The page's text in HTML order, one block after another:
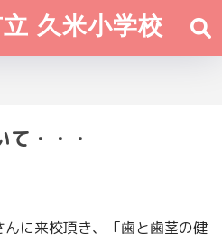
久米小学校
て・・・
に来校頂き、「歯と歯茎の健